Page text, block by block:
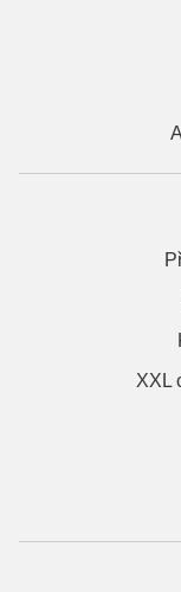
XXL